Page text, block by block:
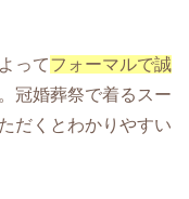
ってフォーマルで誠
冠婚葬祭で着るスー
だくとわかりやすい